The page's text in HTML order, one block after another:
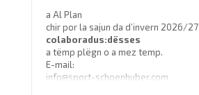
a Al Plan
chir por la sajun da d’invern 2026/27
colaboradus:dësses
a tëmp plëgn o a mez temp.
E-mail:
info@sport-schoenhuber.com